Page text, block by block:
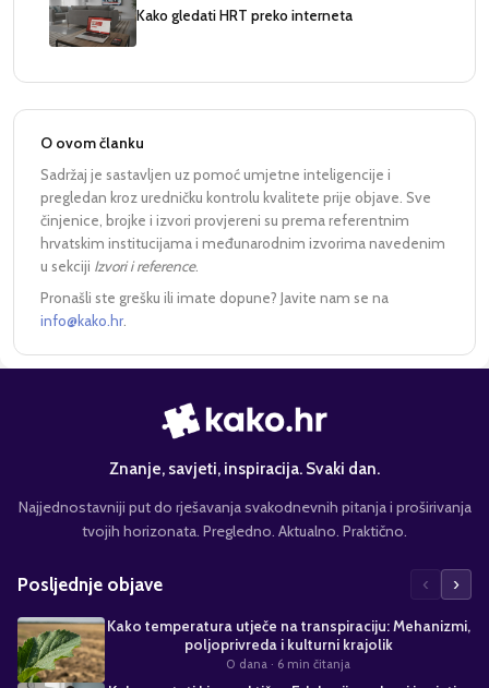
Kako gledati HRT preko interneta
O ovom članku
Sadržaj je sastavljen uz pomoć umjetne inteligencije i
pregledan kroz uredničku kontrolu kvalitete prije objave. Sve
činjenice, brojke i izvori provjereni su prema referentnim
hrvatskim institucijama i međunarodnim izvorima navedenim
u sekciji Izvori i reference.
Pronašli ste grešku ili imate dopune? Javite nam se na
info@kako.hr
Znanje, savjeti, inspiracija. Svaki dan.
Najjednostavniji put do rješavanja svakodnevnih pitanja i proširivanja
tvojih horizonata. Pregledno. Aktualno. Praktično.
Posljednje objave ‹ ›
Kako temperatura utječe na transpiraciju: Mehanizmi,
poljoprivreda i kulturni krajolik
0 dana · 6 min čitanja